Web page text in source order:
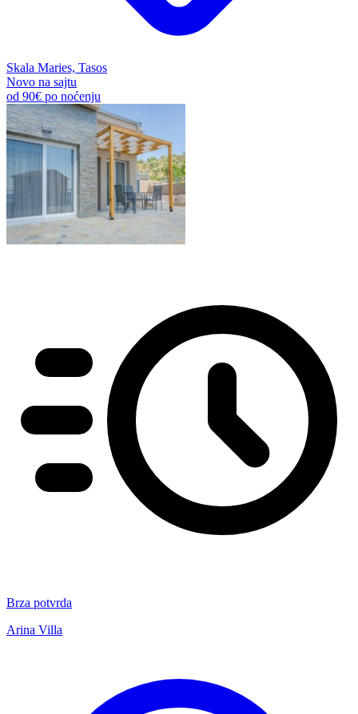
Skala Maries, Tasos
Novo na sajtu
od 90€ po noćenju
Brza potvrda
Arina Villa